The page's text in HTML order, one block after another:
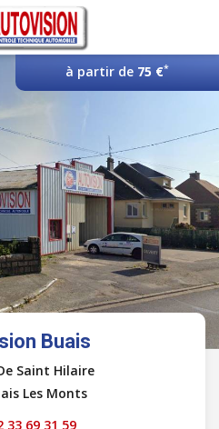
à partir de 75 €*
Buais
Saint Hilaire
Les Monts
33 69 31 59